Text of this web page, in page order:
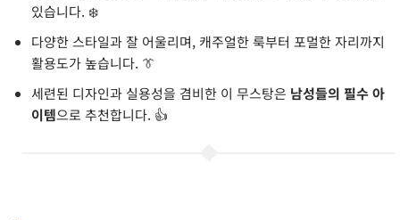
있습니다. ❄️
다양한 스타일과 잘 어울리며, 캐주얼한 룩부터 포멀한 자리까지
활용도가 높습니다. 👔
세련된 디자인과 실용성을 겸비한 이 무스탕은 남성들의 필수 아
이템으로 추천합니다. 👍